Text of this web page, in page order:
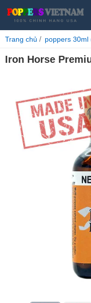
Iron Horse
Trang chủ home
poppers 30ml